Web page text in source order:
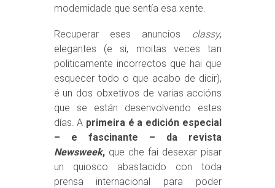
modernidade que sentía esa xente.
Recuperar eses anuncios classy,
elegantes (e si, moitas veces tan
politicamente incorrectos que hai que
esquecer todo o que acabo de dicir),
é un dos obxetivos de varias accións
que se están desenvolvendo estes
días. A primeira é a edición especial
– e fascinante – da revista
Newsweek,que che fai desexar pisar
un quiosco abastacido con toda
prensa internacional para poder